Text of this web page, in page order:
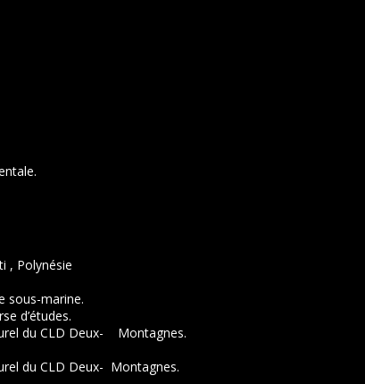
, Polynésie
sous-marine.
d’études.
du CLD Deux- Montagnes.
du CLD Deux- Montagnes.